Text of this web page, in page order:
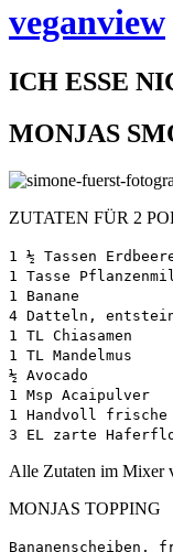
veganview
ICH ESSE
MONJAS
ZUTATEN FÜR 2
1 ½ Tassen
1 Tasse
1 Banane
4 Datteln,
1 TL Chiasamen
1 TL Mandelmus
½ Avocado
1 Msp Acaipulver
1 Handvoll
3 EL zarte
Alle Zutaten im Mixer
MONJAS TOPPING
Bananenscheiben,